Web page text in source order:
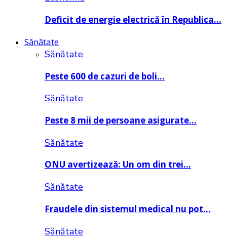
Deficit de energie electrică în Republica…
Sănătate
Sănătate
Peste 600 de cazuri de boli…
Sănătate
Peste 8 mii de persoane asigurate…
Sănătate
ONU avertizează: Un om din trei…
Sănătate
Fraudele din sistemul medical nu pot…
Sănătate